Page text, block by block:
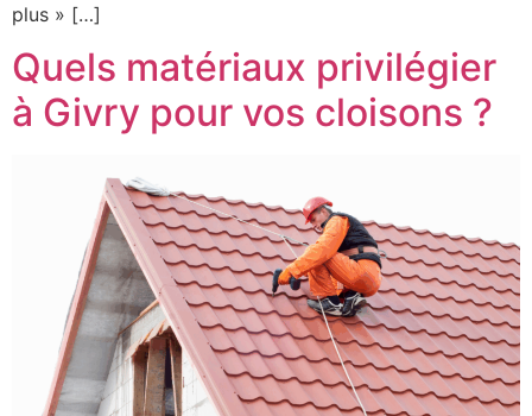
plus » […]
Quels matériaux privilégier
à Givry pour vos cloisons ?